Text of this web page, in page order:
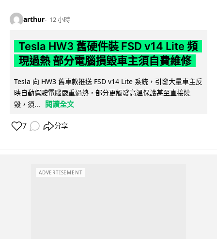
arthur 12 小時
Tesla HW3 舊硬件裝 FSD v14 Lite 頻
現過熱 部分電腦損毀車主須自費維修
Tesla 向 HW3 舊車款推送 FSD v14 Lite 系統，引發大量車主反
映自動駕駛電腦嚴重過熱，部分更觸發高溫保護甚至直接燒
毀，須...
閱讀全文
7 分享
ADVERTISEMENT